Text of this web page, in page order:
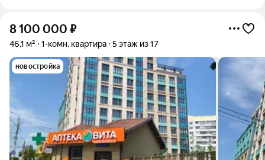
8 100 000 ₽
46,1 м² 1-комн. квартира 5 этаж из 17
новостройка